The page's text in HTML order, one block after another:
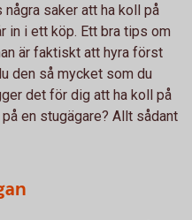
saker att ha koll på
in i ett köp. Ett bra tips om
är faktiskt att hyra först
den så mycket som du
det för dig att ha koll på
en stugägare? Allt sådant